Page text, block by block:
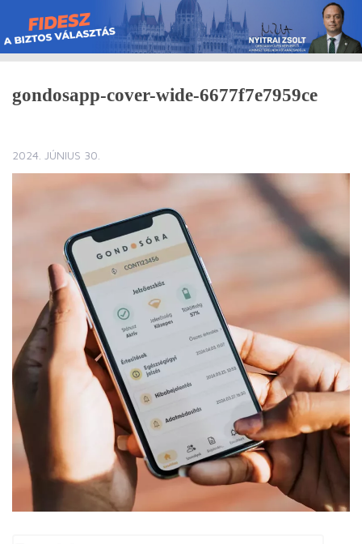
Skip
to
content
gondosapp-cover-wide-6677f7e7959ce
2024. JÚNIUS 30.